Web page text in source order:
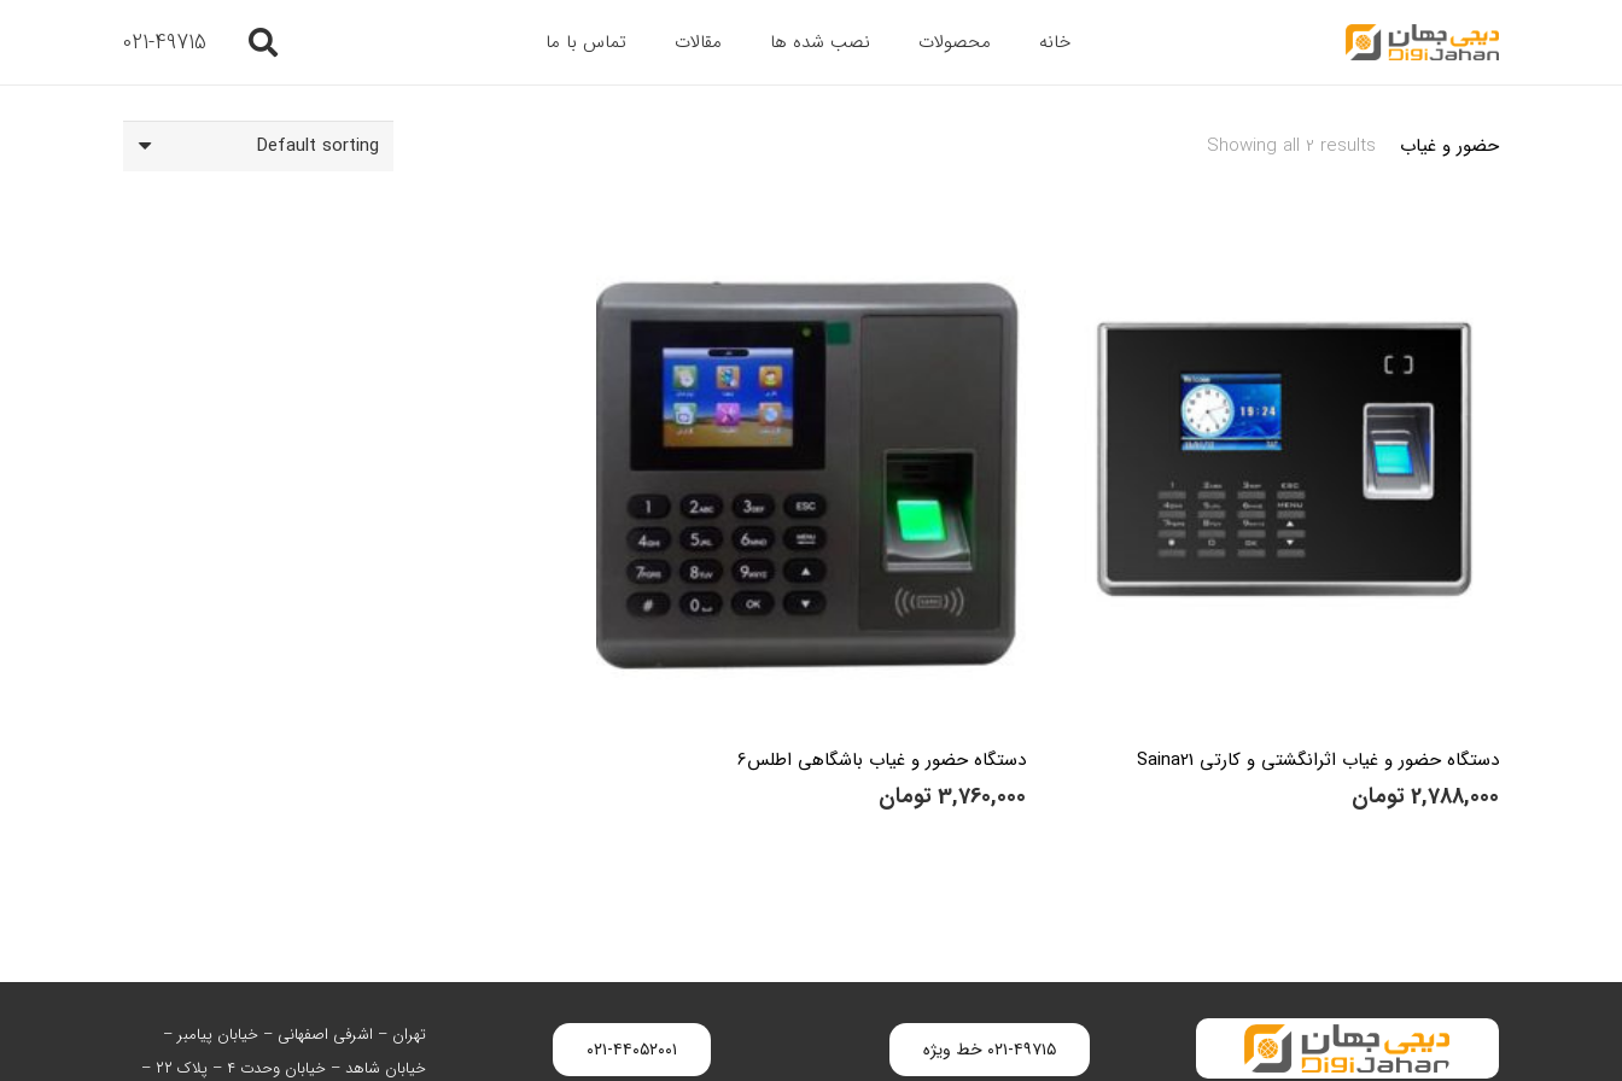
خانه محصولات نصب شده ها مقالات تماس با ما 021-49715
حضور و غیاب Showing all 2 results
دستگاه حضور و غیاب اثرانگشتی و کارتی Saina21
2,788,000تومان
دستگاه حضور و غیاب باشگاهی اطلس6
3,760,000تومان
۰۲۱-۴۹۷۱۵ خط ویژه ۰۲۱-۴۴۰۵۲۰۰۱
تهران – اشرفی اصفهانی – خیابان پیامبر –
خیابان شاهد – خیابان وحدت ۴ – پلاک ۲۲ –